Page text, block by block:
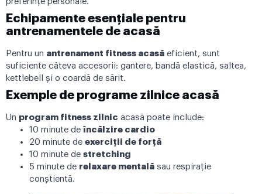
Echipamente esențiale pentru
antrenamentele de acasă
Pentru un antrenament fitness acasă eficient, sunt
suficiente câteva accesorii: gantere, bandă elastică, saltea,
kettlebell și o coardă de sărit.
Exemple de programe zilnice acasă
Un program fitness zilnic acasă poate include:
10 minute de încălzire cardio
20 minute de exerciții de forță
10 minute de stretching
5 minute de relaxare mentală sau respirație
conștientă.